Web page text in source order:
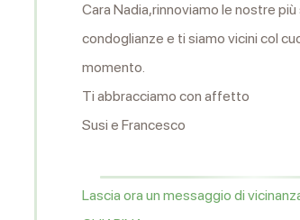
Cara Nadia,rinnoviamo le nostre
condoglianze e ti siamo vicini col
momento.
Ti abbracciamo con affetto
Susi e Francesco
Lascia ora un messaggio di